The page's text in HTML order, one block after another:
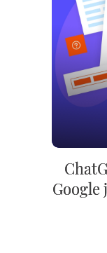
Google